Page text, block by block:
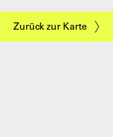
Zurück zur Karte